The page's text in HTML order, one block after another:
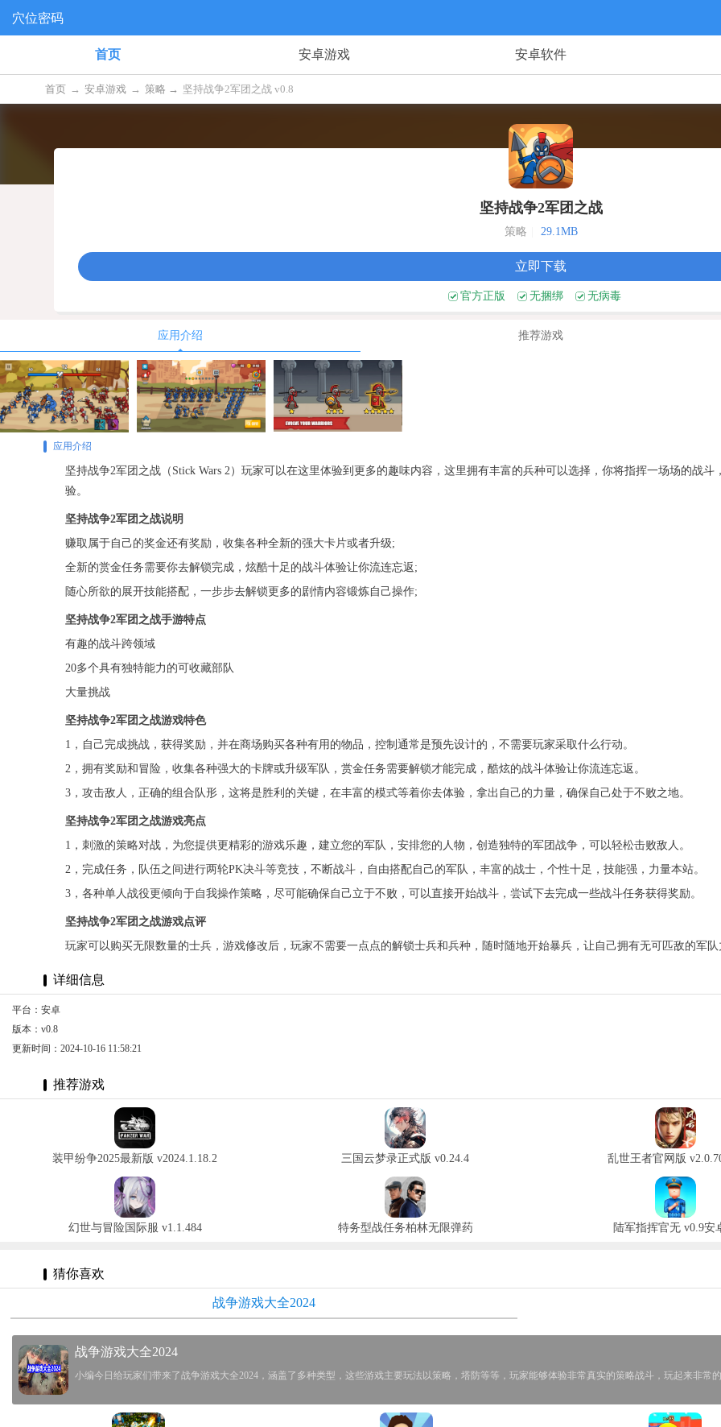
穴位密码
首页 安卓游戏 安卓软件
首页 → 安卓游戏 → 策略 → 坚持战争2军团之战 v0.8
坚持战争2军团之战
策略 29.1MB
立即下载
官方正版 无捆绑 无病毒
应用介绍 推荐游戏
应用介绍
坚持战争2军团之战（Stick Wars 2）玩家可以在这里体验到更多的趣味内容，这里拥有丰富的兵种可以选择，你将指挥一场场的战
验。
坚持战争2军团之战说明
赚取属于自己的奖金还有奖励，收集各种全新的强大卡片或者升级;
全新的赏金任务需要你去解锁完成，炫酷十足的战斗体验让你流连忘返;
随心所欲的展开技能搭配，一步步去解锁更多的剧情内容锻炼自己操作;
坚持战争2军团之战手游特点
有趣的战斗跨领域
20多个具有独特能力的可收藏部队
大量挑战
坚持战争2军团之战游戏特色
1，自己完成挑战，获得奖励，并在商场购买各种有用的物品，控制通常是预先设计的，不需要玩家采取什么行动。
2，拥有奖励和冒险，收集各种强大的卡牌或升级军队，赏金任务需要解锁才能完成，酷炫的战斗体验让你流连忘返。
3，攻击敌人，正确的组合队形，这将是胜利的关键，在丰富的模式等着你去体验，拿出自己的力量，确保自己处于不败之地。
坚持战争2军团之战游戏亮点
1，刺激的策略对战，为您提供更精彩的游戏乐趣，建立您的军队，安排您的人物，创造独特的军团战争，可以轻松击败敌人。
2，完成任务，队伍之间进行两轮PK决斗等竞技，不断战斗，自由搭配自己的军队，丰富的战士，个性十足，技能强，力量本站。
3，各种单人战役更倾向于自我操作策略，尽可能确保自己立于不败，可以直接开始战斗，尝试下去完成一些战斗任务获得奖励。
坚持战争2军团之战游戏点评
玩家可以购买无限数量的士兵，游戏修改后，玩家不需要一点点的解锁士兵和兵种，随时随地开始暴兵，让自己拥有无可匹敌的军队
详细信息
平台：安卓
版本：v0.8
更新时间：2024-10-16 11:58:21
推荐游戏
装甲纷争2025最新版 v2024.1.18.2 三国云梦录正式版 v0.24.4 乱世王者官网版
幻世与冒险国际服 v1.1.484 特务型战任务柏林无限弹药 陆军指挥官无 v0.9安
猜你喜欢
战争游戏大全2024
战争游戏大全2024
小编今日给玩家们带来了战争游戏大全2024，涵盖了多种类型，这些游戏主要玩法以策略，塔防等等，玩家能够体验非常真实的策略战斗，玩起来非常